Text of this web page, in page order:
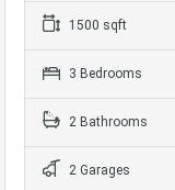
1500 sqft
3 Bedrooms
2 Bathrooms
2 Garages